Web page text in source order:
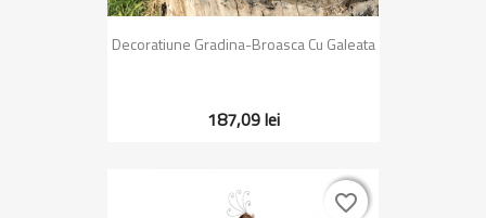
Decoratiune Gradina-Broasca Cu Galeata
187,09 lei
favorite_border
favorite_border